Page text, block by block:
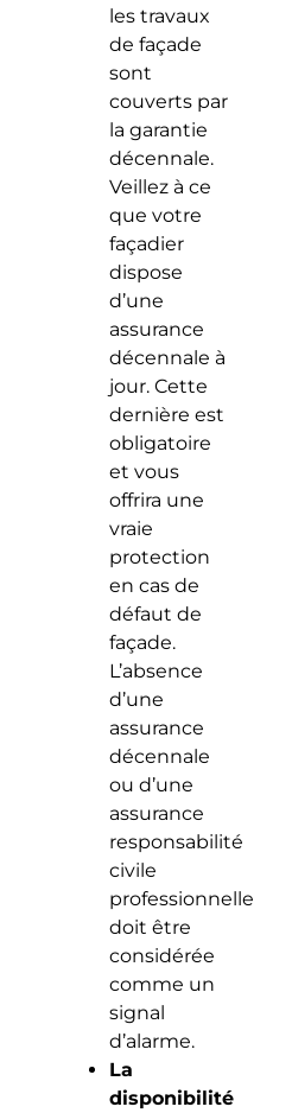
les travaux
de façade
sont
couverts par
la garantie
décennale.
Veillez à ce
que votre
façadier
dispose
d’une
assurance
décennale à
jour. Cette
dernière est
obligatoire
et vous
offrira une
vraie
protection
en cas de
défaut de
façade.
L’absence
d’une
assurance
décennale
ou d’une
assurance
responsabilité
civile
professionnelle
doit être
considérée
comme un
signal
d’alarme.
La
disponibilité